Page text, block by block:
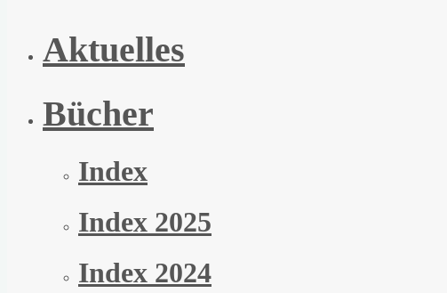
nach:
Aktuelles
Bücher
Index
Index 2025
Index 2024